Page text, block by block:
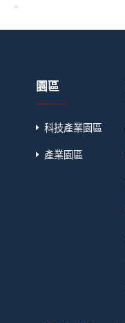
園區
科技產業園區
產業園區